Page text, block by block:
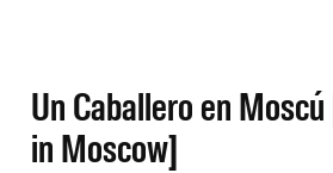
Un Caballero en
in Moscow]